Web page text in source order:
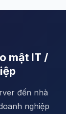
mật IT /
đến nhà
nghiệp